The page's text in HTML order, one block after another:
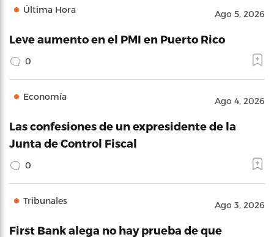
Última Hora Ago 5, 2026
Leve aumento en el PMI en Puerto Rico
0
Economía Ago 4, 2026
Las confesiones de un expresidente de la
Junta de Control Fiscal
0
Tribunales Ago 3, 2026
First Bank alega no hay prueba de que